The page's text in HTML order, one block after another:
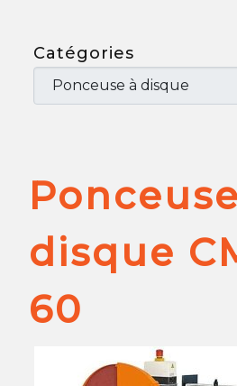
Catégories
disque
60